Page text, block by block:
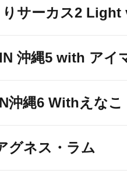
サーカス2 Light
沖縄5 with アイ
沖縄6 Withえなこ
グネス・ラム